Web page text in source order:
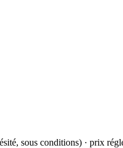
sous conditions) · prix